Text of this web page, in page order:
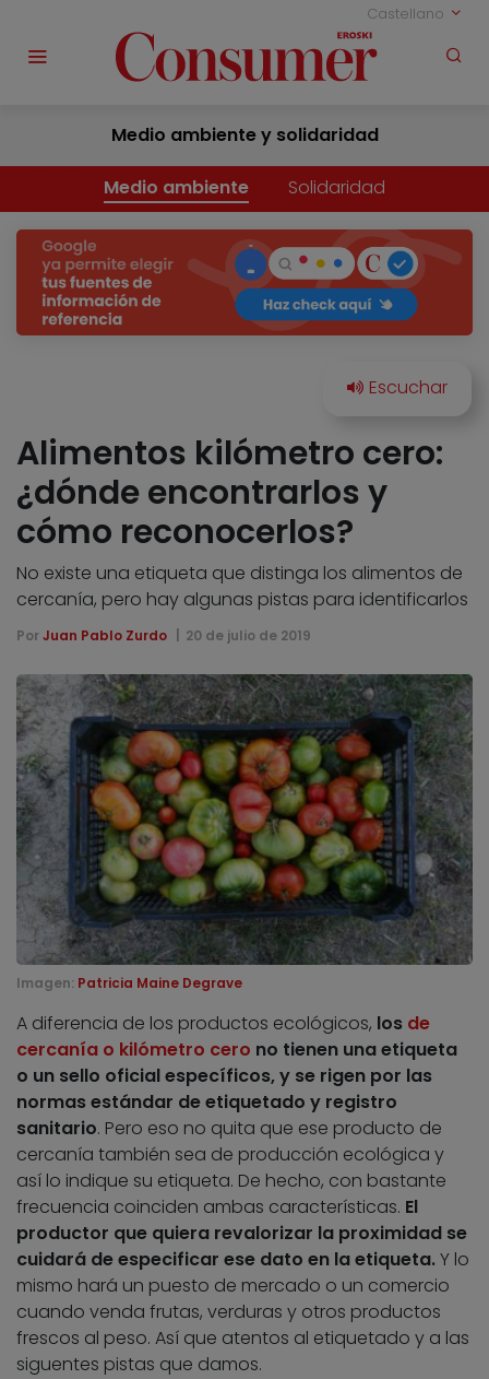
Castellano
Medio ambiente y solidaridad
Medio ambiente Solidaridad
Alimentos kilómetro cero:
¿dónde encontrarlos y
cómo reconocerlos?
No existe una etiqueta que distinga los alimentos de
cercanía, pero hay algunas pistas para identificarlos
Por Juan Pablo Zurdo 20 de julio de 2019
Imagen: Patricia Maine Degrave
A diferencia de los productos ecológicos, los de
cercanía o kilómetro cero no tienen una etiqueta
o un sello oficial específicos, y se rigen por las
normas estándar de etiquetado y registro
sanitario. Pero eso no quita que ese producto de
cercanía también sea de producción ecológica y
así lo indique su etiqueta. De hecho, con bastante
frecuencia coinciden ambas características. El
productor que quiera revalorizar la proximidad se
cuidará de especificar ese dato en la etiqueta.Y lo
mismo hará un puesto de mercado o un comercio
cuando venda frutas, verduras y otros productos
frescos al peso. Así que atentos al etiquetado y a las
siguentes pistas que damos.